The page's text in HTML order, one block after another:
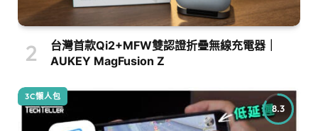
台灣首款Qi2+MFW雙認證折疊無線充電器｜
AUKEY MagFusion Z
8.3
3C懶人包